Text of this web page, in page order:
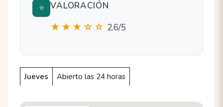
⭐ VALORACIÓN
★★★☆☆ 2.6/5
Jueves Abierto las 24 horas